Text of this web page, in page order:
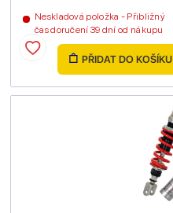
Neskladová položka - Přibližný
čas doručení 39 dní od nákupu
PŘIDAT DO KOŠÍKU